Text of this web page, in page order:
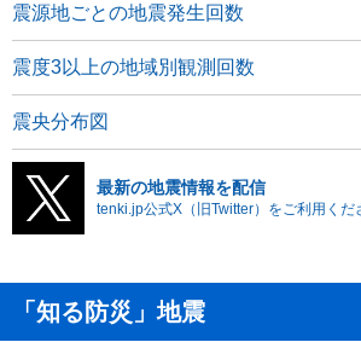
震源地ごとの地震発生回数
震度3以上の地域別観測回数
震央分布図
最新の地震情報を配信
tenki.jp公式X（旧Twitter）をご利用くだ
「知る防災」地震